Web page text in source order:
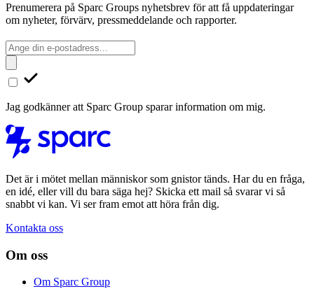
Prenumerera på Sparc Groups nyhetsbrev för att få uppdateringar
om nyheter, förvärv, pressmeddelande och rapporter.
Jag godkänner att Sparc Group sparar information om mig.
Det är i mötet mellan människor som gnistor tänds. Har du en fråga,
en idé, eller vill du bara säga hej? Skicka ett mail så svarar vi så
snabbt vi kan. Vi ser fram emot att höra från dig.
Kontakta oss
Om oss
Om Sparc Group